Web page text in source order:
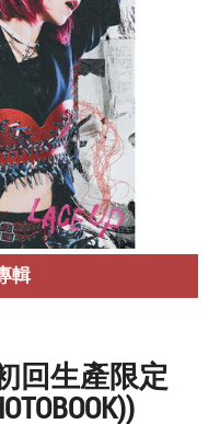
輯
回生產限定